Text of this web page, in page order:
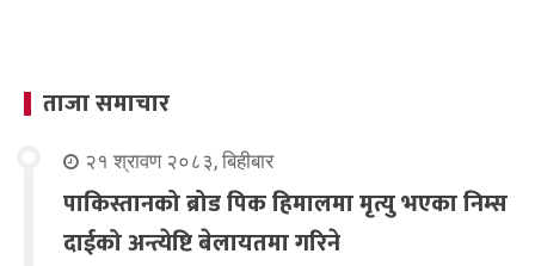
ताजा समाचार
२१ श्रावण २०८३, बिहीबार
पाकिस्तानको ब्रोड पिक हिमालमा मृत्यु भएका निम्स
दाईको अन्त्येष्टि बेलायतमा गरिने